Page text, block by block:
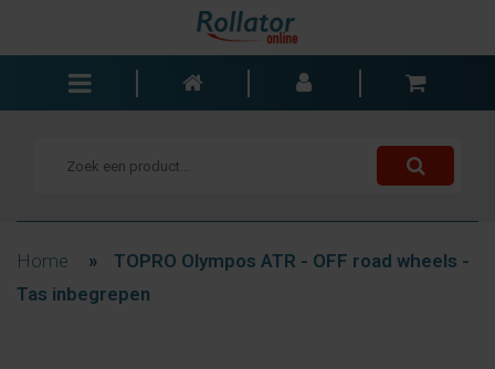
Rolstoelen
Trolleys
Home »
TOPRO Olympos ATR - OFF road wheels -
Tas inbegrepen